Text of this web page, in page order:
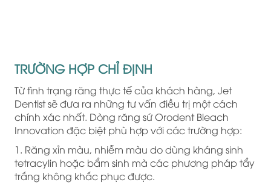
TRƯỜNG HỢP CHỈ ĐỊNH
Từ tình trạng răng thực tế của khách hàng, Jet
Dentist sẽ đưa ra những tư vấn điều trị một cách
chính xác nhất. Dòng răng sứ Orodent Bleach
Innovation đặc biệt phù hợp với các trường hợp:
1. Răng xỉn màu, nhiễm màu do dùng kháng sinh
tetracylin hoặc bẩm sinh mà các phương pháp tẩy
trắng không khắc phục được.